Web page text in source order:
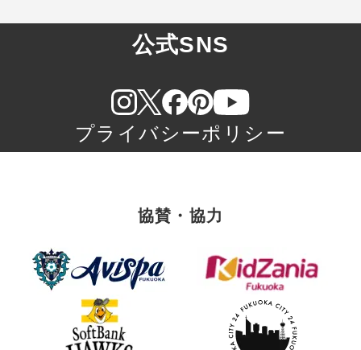
公式SNS
プライバシーポリシー
協賛・協力